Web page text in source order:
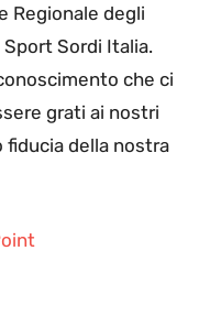
Regionale degli
Sordi Italia.
che ci
grati ai nostri
fiducia della nostra